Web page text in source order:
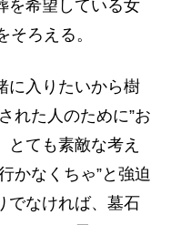
を希望している女
ろえる。
に入りたいから樹
れた人のために”お
ても素敵な考え
かなくちゃ”と強迫
でなければ、墓石